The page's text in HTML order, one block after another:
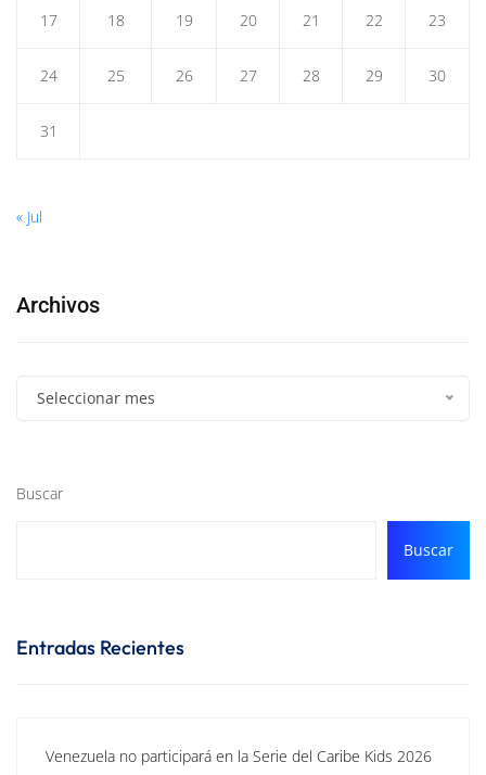
17 18 19 20 21 22 23
24 25 26 27 28 29 30
31
« Jul
Archivos
Seleccionar mes
Buscar
Buscar
Entradas Recientes
Venezuela no participará en la Serie del Caribe Kids 2026